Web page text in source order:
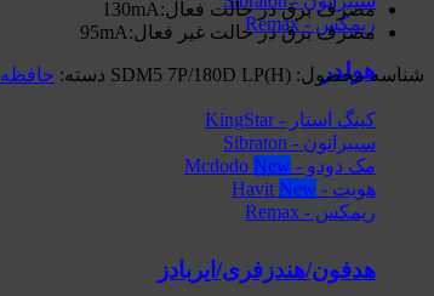
ریمکس - Remax
هولدر
کینگ استار - KingStar
سیبراتون - Sibraton
مک دودو - Mcdodo
هویت - Havit
ریمکس - Remax
هدفون/هندزفری/ایربادز
مصرف برق در حالت فعال:130mA
مصرف برق در حالت غیر فعال:95mA
شناسه محصول: SDM5 7P/180D LP(H) دسته: حافظه SSD اس اس دی صنعتی